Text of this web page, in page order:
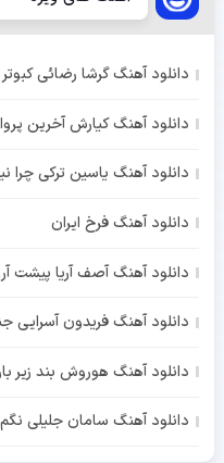
دانلود آهنگ گرشا رضائی کبوتر
دانلود آهنگ کیارش آخرین
دانلود آهنگ یاسین ترکی چرا
دانلود آهنگ فرخ ایران
دانلود آهنگ آصف آریا پیشت
دانلود آهنگ فریدون آسرایی
دانلود آهنگ هوروش بند زیر
دانلود آهنگ سامان جلیلی